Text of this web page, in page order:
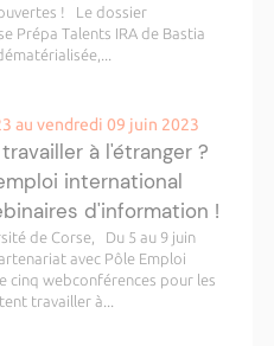
ouvertes ! Le dossier
Prépa Talents IRA de Bastia
au vendredi 09 juin 2023
à l'étranger ?
international
d'information !
de Corse, Du 5 au 9 juin
avec Pôle Emploi
cinq webconférences pour les
travailler à...